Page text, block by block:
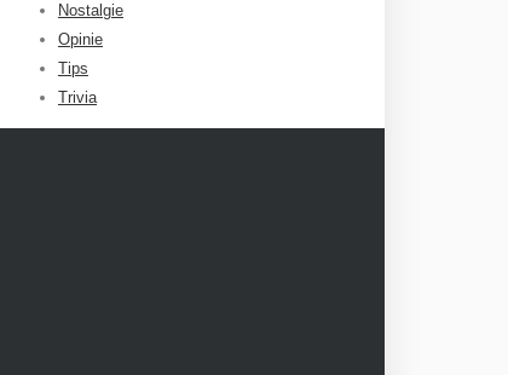
Nostalgie
Opinie
Tips
Trivia